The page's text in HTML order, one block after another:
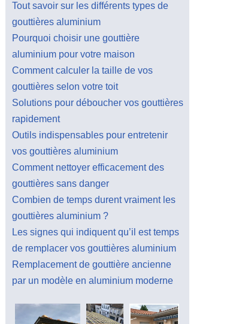
Tout savoir sur les différents types de
gouttières aluminium
Pourquoi choisir une gouttière
aluminium pour votre maison
Comment calculer la taille de vos
gouttières selon votre toit
Solutions pour déboucher vos gouttières
rapidement
Outils indispensables pour entretenir
vos gouttières aluminium
Comment nettoyer efficacement des
gouttières sans danger
Combien de temps durent vraiment les
gouttières aluminium ?
Les signes qui indiquent qu’il est temps
de remplacer vos gouttières aluminium
Remplacement de gouttière ancienne
par un modèle en aluminium moderne